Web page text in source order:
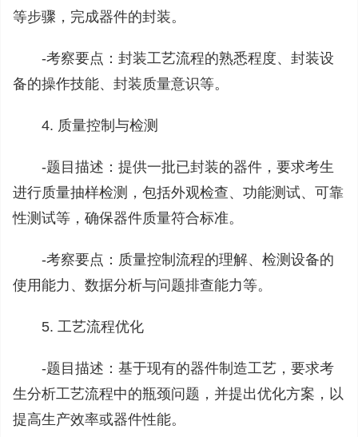
等步骤，‌完成器件的封装。‌
-‌考察要点‌：‌封装工艺流程的熟悉程度、‌封装设
备的操作技能、‌封装质量意识等。‌
4. 质量控制与检测
-‌题目描述‌：‌提供一批已封装的器件，‌要求考生
进行质量抽样检测，‌包括外观检查、‌功能测试、‌可靠
性测试等，‌确保器件质量符合标准。‌
-‌考察要点‌：‌质量控制流程的理解、‌检测设备的
使用能力、‌数据分析与问题排查能力等。‌
5. 工艺流程优化
-‌题目描述‌：‌基于现有的器件制造工艺，‌要求考
生分析工艺流程中的瓶颈问题，‌并提出优化方案，‌以
提高生产效率或器件性能。‌